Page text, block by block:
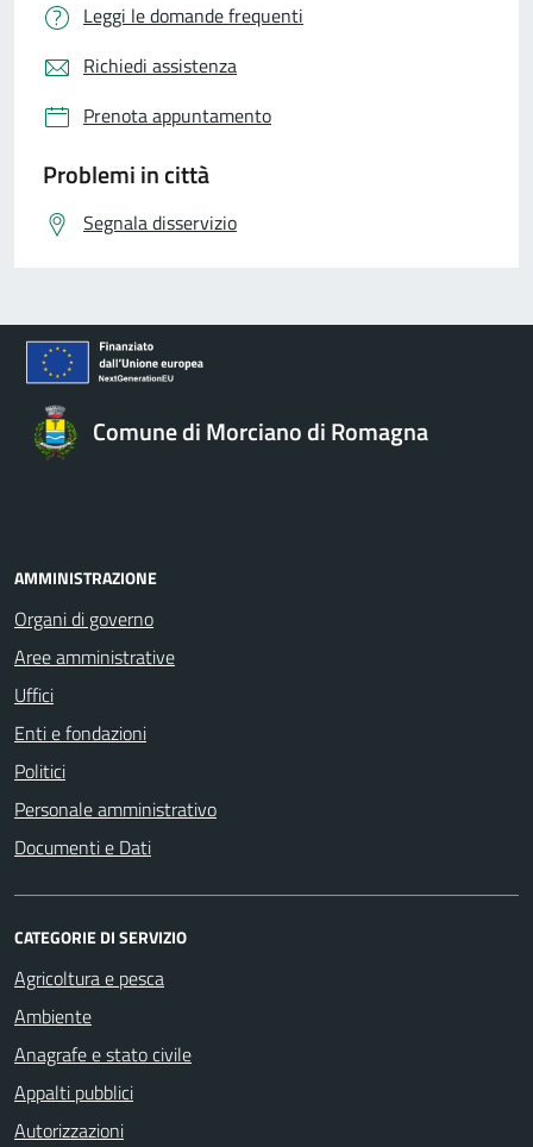
Leggi le domande frequenti
Richiedi assistenza
Prenota appuntamento
Problemi in città
Segnala disservizio
Comune di Morciano di Romagna
AMMINISTRAZIONE
Organi di governo
Aree amministrative
Uffici
Enti e fondazioni
Politici
Personale amministrativo
Documenti e Dati
CATEGORIE DI SERVIZIO
Agricoltura e pesca
Ambiente
Anagrafe e stato civile
Appalti pubblici
Autorizzazioni